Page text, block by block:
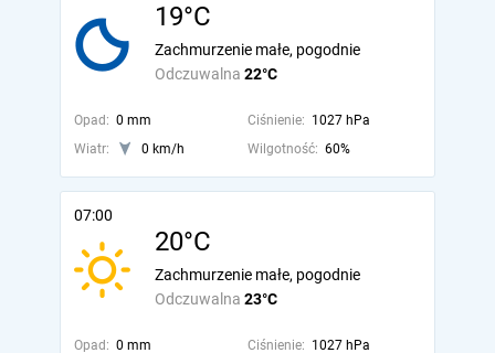
19°C
Odczuwalna 22°C
Zachmurzenie małe, pogodnie
Opad: 0 mm Ciśnienie: 1027 hPa
Wiatr:
0 km/h Wilgotność: 60%
07:00
20°C
Odczuwalna 23°C
Zachmurzenie małe, pogodnie
Opad: 0 mm Ciśnienie: 1027 hPa